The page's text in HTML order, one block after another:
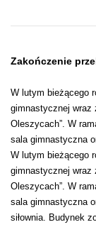
Zakończenie
W lutym bieżącego
gimnastycznej wraz
Oleszycach”. W
sala gimnastyczna
W lutym bieżącego
gimnastycznej wraz
Oleszycach”. W
sala gimnastyczna
siłownia. Budynek